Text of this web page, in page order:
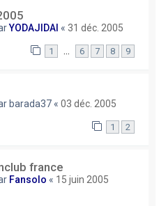
YODAJIDAI « 31 déc. 2005
1 … 6 7 8 9
barada37 « 03 déc. 2005
1 2
france
Fansolo « 15 juin 2005